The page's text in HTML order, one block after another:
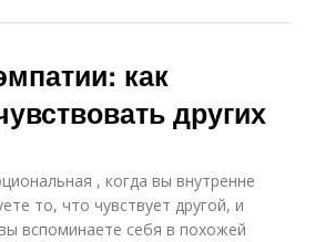
как
других
, когда вы внутренне
то, что чувствует другой, и
вспоминаете себя в похожей